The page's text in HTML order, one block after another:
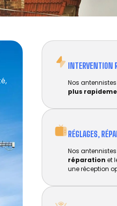
INTERVENTION
Nos
plus
RÉGLAGES,
Nos antennistes
réparation et
une réception